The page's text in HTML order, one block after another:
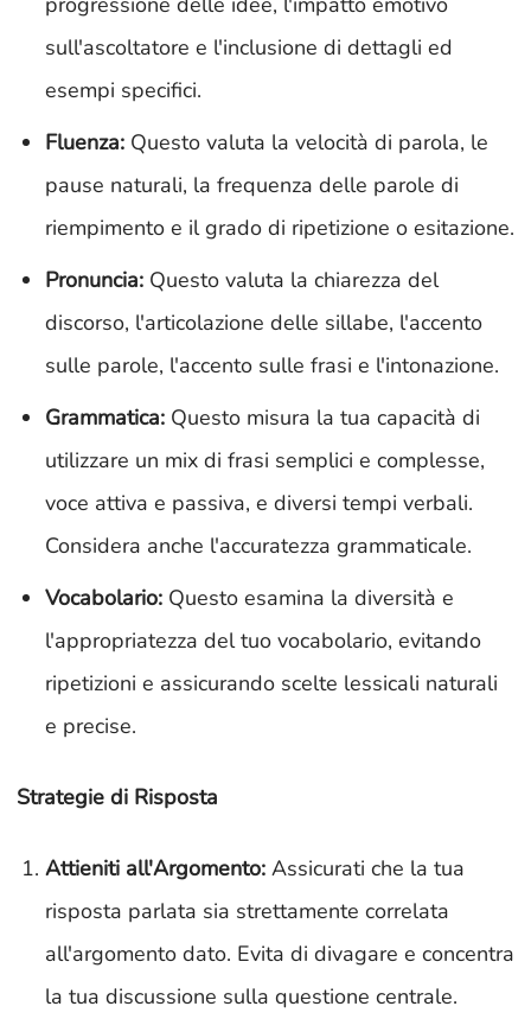
sull'ascoltatore e l'inclusione di dettagli ed
esempi specifici.
Fluenza: Questo valuta la velocità di parola, le
pause naturali, la frequenza delle parole di
riempimento e il grado di ripetizione o esitazione.
Pronuncia: Questo valuta la chiarezza del
discorso, l'articolazione delle sillabe, l'accento
sulle parole, l'accento sulle frasi e l'intonazione.
Grammatica: Questo misura la tua capacità di
utilizzare un mix di frasi semplici e complesse,
voce attiva e passiva, e diversi tempi verbali.
Considera anche l'accuratezza grammaticale.
Vocabolario: Questo esamina la diversità e
l'appropriatezza del tuo vocabolario, evitando
ripetizioni e assicurando scelte lessicali naturali
e precise.
Strategie di Risposta
Attieniti all'Argomento: Assicurati che la tua
risposta parlata sia strettamente correlata
all'argomento dato. Evita di divagare e concentra
la tua discussione sulla questione centrale.